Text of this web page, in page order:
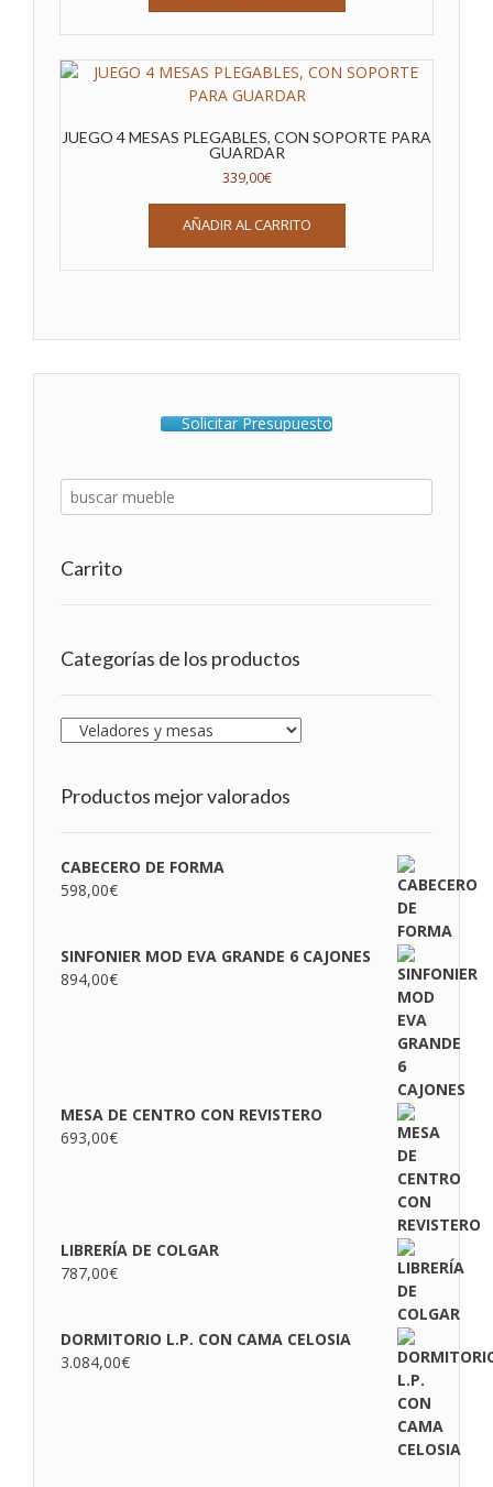
JUEGO 4 MESAS PLEGABLES, CON SOPORTE PARA
GUARDAR
339,00€
AÑADIR AL CARRITO
Solicitar Presupuesto
Carrito
Categorías de los productos
Productos mejor valorados
CABECERO DE FORMA
598,00€
SINFONIER MOD EVA GRANDE 6 CAJONES
894,00€
MESA DE CENTRO CON REVISTERO
693,00€
LIBRERÍA DE COLGAR
787,00€
DORMITORIO L.P. CON CAMA CELOSIA
3.084,00€